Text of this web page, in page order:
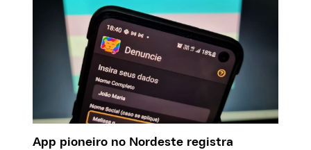
App pioneiro no Nordeste registra